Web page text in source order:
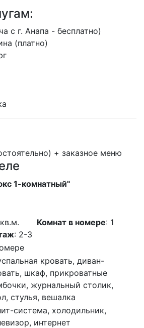
с г. Анапа - бесплатно)
(платно)
+ заказное меню
1-комнатный"
кв.м. Комнат в номере: 1
: 2-3
кровать, диван-
шкаф, прикроватные
журнальный столик,
стулья, вешалка
система, холодильник,
интернет